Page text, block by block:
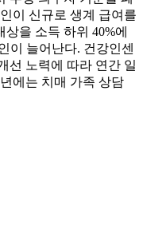
이 신규로 생계 급여를
을 소득 하위 40%에
이 늘어난다. 건강인센
선 노력에 따라 연간 일
에는 치매 가족 상담